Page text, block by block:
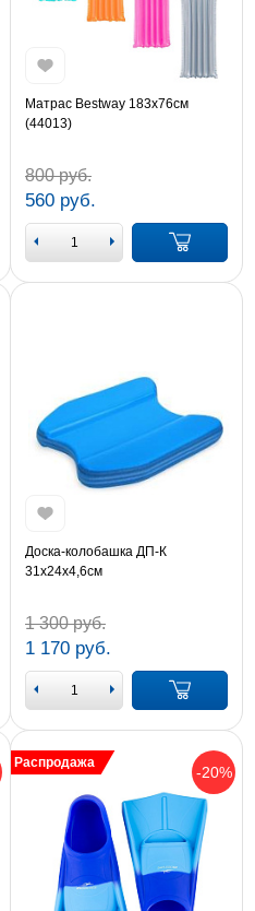
Матраc Bestway 183х76см
(44013)
800 руб.
560 руб.
Доска-колобашка ДП-К
31x24x4,6cм
1 300 руб.
1 170 руб.
-20%
Распродажа